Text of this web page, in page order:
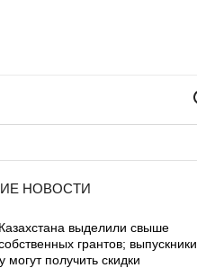
НОВОСТИ
выделили свыше
грантов; выпускники
могут получить скидки